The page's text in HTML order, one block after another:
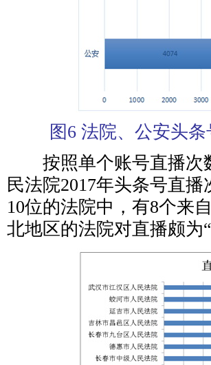
图6 法院、公安头
按照单个账号直播次
民法院2017年头条号直
10位的法院中，有8个来
北地区的法院对直播颇为“